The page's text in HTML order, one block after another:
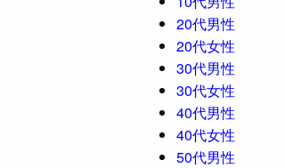
20代男性
20代女性
30代男性
30代女性
40代男性
40代女性
50代男性